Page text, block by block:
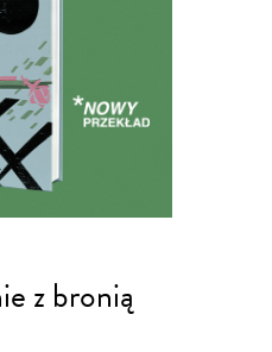
z bronią